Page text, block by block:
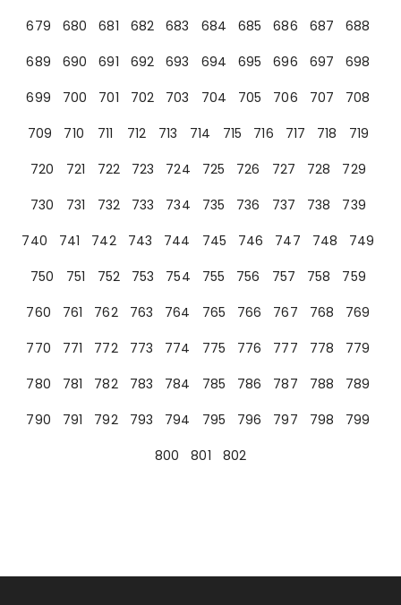
679
680 681 682 683 684 685 686 687
688
689
690 691 692 693 694 695 696 697
698
699
700 701 702 703 704 705 706 707
708
709
710 711 712 713 714 715 716 717 718
719
720
721 722 723 724 725 726 727 728
729
730
731 732 733 734 735 736 737 738
739
740
741 742 743 744 745 746 747 748
749
750
751 752 753 754 755 756 757 758
759
760
761 762 763 764 765 766 767 768
769
770
771 772 773 774 775 776 777 778
779
780
781 782 783 784 785 786 787 788
789
790
791 792 793 794 795 796 797 798
799
800
801 802